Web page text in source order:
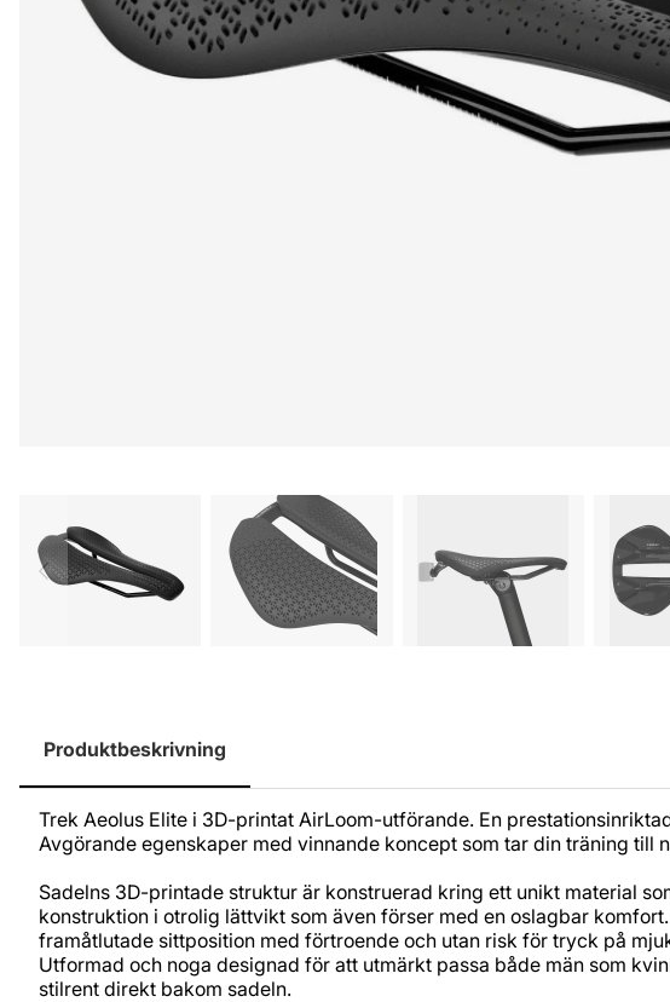
Produktbeskrivning
Trek Aeolus Elite i 3D-printat AirLoom-utförande. En
Avgörande egenskaper med vinnande koncept som tar din träning till
Sadelns 3D-printade struktur är konstruerad kring ett unikt material
konstruktion i otrolig lättvikt som även förser med en oslagbar
framåtlutade sittposition med förtroende och utan risk för tryck på
Utformad och noga designad för att utmärkt passa både män som
stilrent direkt bakom sadeln.